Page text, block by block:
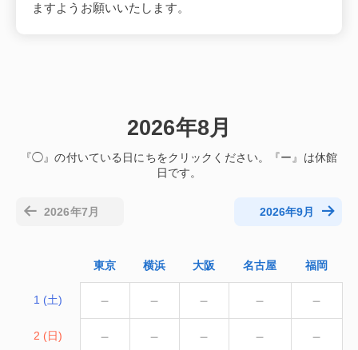
ますようお願いいたします。
2026年8月
東京 横浜 大阪 名古屋 福岡
1 (土) － － － － －
2 (日) － － － － －
2026年7月 2026年9月